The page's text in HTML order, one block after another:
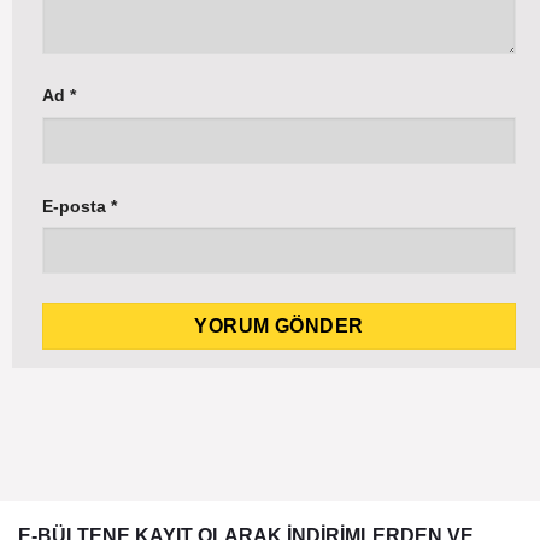
Ad *
E-posta *
E-BÜLTENE KAYIT OLARAK İNDİRİMLERDEN VE